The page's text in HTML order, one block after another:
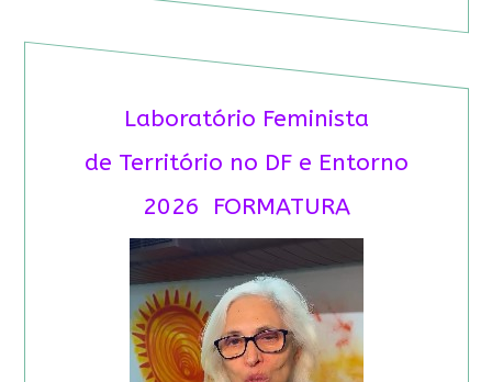
Laboratório Feminista
de Território no DF e Entorno
2026 FORMATURA